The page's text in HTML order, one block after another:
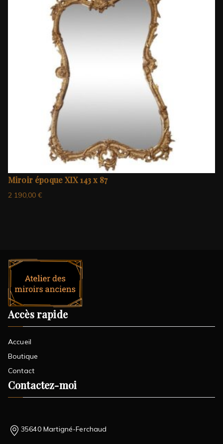
Miroir époque XIX 143 x 87
2 190,00€
Accès rapide
Accueil
Boutique
Contact
Contactez-moi
35640 Martigné-Ferchaud